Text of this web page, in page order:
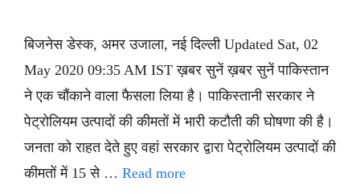
बिजनेस डेस्क, अमर उजाला, नई दिल्ली Updated Sat, 02
May 2020 09:35 AM IST ख़बर सुनें ख़बर सुनें पाकिस्तान
ने एक चौंकाने वाला फैसला लिया है। पाकिस्तानी सरकार ने
पेट्रोलियम उत्पादों की कीमतों में भारी कटौती की घोषणा की है।
जनता को राहत देते हुए वहां सरकार द्वारा पेट्रोलियम उत्पादों की
कीमतों में 15 से … Read more